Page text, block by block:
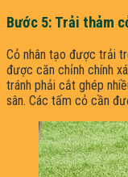
Bước 5: Trải thảm
Cỏ nhân tạo được trải
được căn chỉnh chính
tránh phải cắt ghép
sân. Các tấm cỏ cần